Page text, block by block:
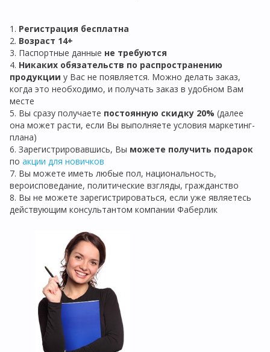
1. Регистрация бесплатна
2. Возраст 14+
3. Паспортные данные не требуются
4. Никаких обязательств по распространению
продукции у Вас не появляется. Можно делать заказ,
когда это необходимо, и получать заказ в удобном Вам
месте
5. Вы сразу получаете постоянную скидку 20% (далее
она может расти, если Вы выполняете условия маркетинг-
плана)
6. Зарегистрировавшись, Вы можете получить подарок
по акции для новичков
7. Вы можете иметь любые пол, национальность,
вероисповедание, политические взгляды, гражданство
8. Вы не можете зарегистрироваться, если уже являетесь
действующим консультантом компании Фаберлик